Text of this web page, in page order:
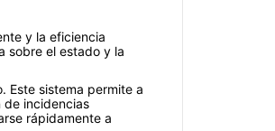
y la eficiencia
sobre el estado y la
Este sistema permite a
de incidencias
rápidamente a